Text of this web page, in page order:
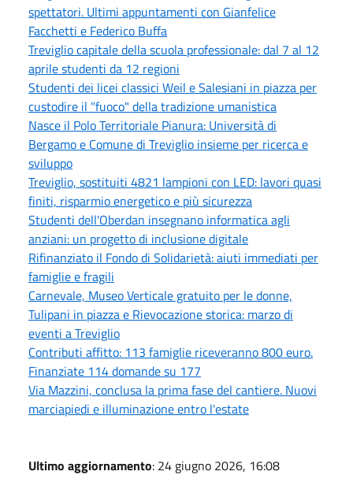
spettatori. Ultimi appuntamenti con Gianfelice
Facchetti e Federico Buffa
Treviglio capitale della scuola professionale: dal 7 al 12
aprile studenti da 12 regioni
Studenti dei licei classici Weil e Salesiani in piazza per
custodire il "fuoco" della tradizione umanistica
Nasce il Polo Territoriale Pianura: Università di
Bergamo e Comune di Treviglio insieme per ricerca e
sviluppo
Treviglio, sostituiti 4821 lampioni con LED: lavori quasi
finiti, risparmio energetico e più sicurezza
Studenti dell'Oberdan insegnano informatica agli
anziani: un progetto di inclusione digitale
Rifinanziato il Fondo di Solidarietà: aiuti immediati per
famiglie e fragili
Carnevale, Museo Verticale gratuito per le donne,
Tulipani in piazza e Rievocazione storica: marzo di
eventi a Treviglio
Contributi affitto: 113 famiglie riceveranno 800 euro.
Finanziate 114 domande su 177
Via Mazzini, conclusa la prima fase del cantiere. Nuovi
marciapiedi e illuminazione entro l'estate
Ultimo aggiornamento: 24 giugno 2026, 16:08